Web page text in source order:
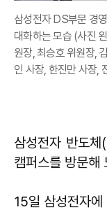
삼성전자 DS부문 경
대화하는 모습 (사진
원장, 최승호 위원장,
인 사장, 한진만 사장,
삼성전자 반도
캠퍼스를 방문해
15일 삼성전자